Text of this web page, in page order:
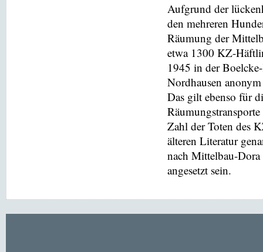
Aufgrund der
den mehreren
Räumung der
etwa 1300 KZ-
1945 in der
Nordhausen
Das gilt ebenso für
Zahl der Toten des
älteren Literatur
nach Mittelbau-
angesetzt sein.